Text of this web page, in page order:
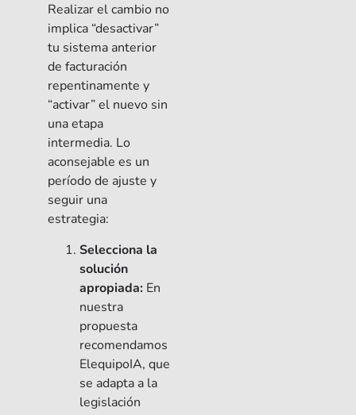
Realizar el cambio no
implica “desactivar”
tu sistema anterior
de facturación
repentinamente y
“activar” el nuevo sin
una etapa
intermedia. Lo
aconsejable es un
período de ajuste y
seguir una
estrategia:
Selecciona la
solución
apropiada: En
nuestra
propuesta
recomendamos
ElequipoIA, que
se adapta a la
legislación